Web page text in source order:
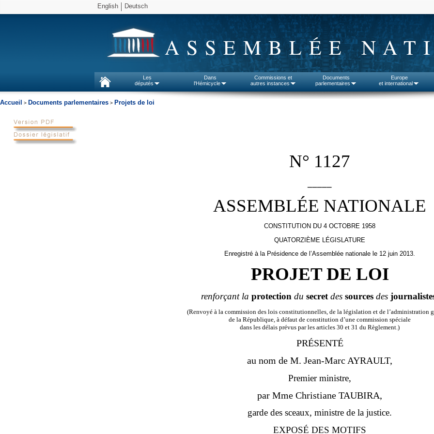
English Deutsch
ASSEMBLÉE
Les
députés
Dans
l'Hémicycle
Commissions et
autres instances
Documents
parlementaires
Europe
et international
Accueil > Documents parlementaires > Projets de loi
N° 1127
ASSEMBLÉE NATIONALE
CONSTITUTION DU 4 OCTOBRE 1958
QUATORZIÈME LÉGISLATURE
Enregistré à la Présidence de l’Assemblée nationale le 12 juin 2013.
PROJET DE LOI
renforçant laprotection dusecret dessources des
(Renvoyé à la commission des lois constitutionnelles, de la législation et de l’administration
de la République, à défaut de constitution d’une commission spéciale
dans les délais prévus par les articles 30 et 31 du Règlement.)
PRÉSENTÉ
au nom de M.Jean-MarcAYRAULT,
Premier ministre,
par MmeChristianeTAUBIRA,
garde des sceaux, ministre de la justice.
EXPOSÉ DES MOTIFS